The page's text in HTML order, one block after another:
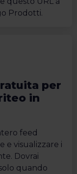
Prodotti.
per
in
feed
e visualizzare i
Dovrai
quando